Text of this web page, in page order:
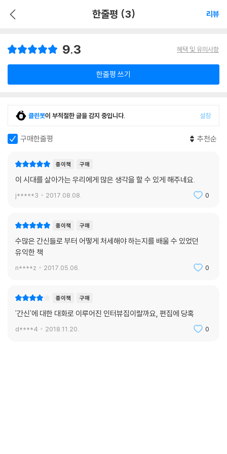
한줄평 (3) 리뷰
9.3 혜택 및 유의사항
한줄평 쓰기
클린봇이 부적절한 글을 감지 중입니다. 설정
구매한줄평 추천순
종이책 구매
이 시대를 살아가는 우리에게 많은 생각을 할 수 있게 해주네요.
j*****3 2017.08.08. 0
종이책 구매
수많은 간신들로 부터 어떻게 처세해야 하는지를 배울 수 있었던
유익한 책
n****z 2017.05.06. 0
종이책 구매
'간신'에 대한 대화로 이루어진 인터뷰집이랄까요, 편집에 당혹
d****4 2018.11.20. 0